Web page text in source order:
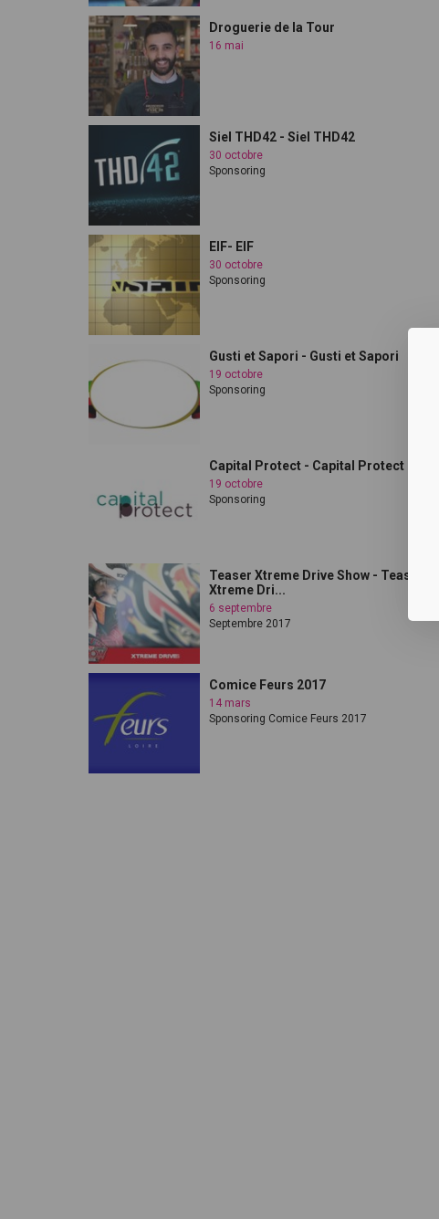
Droguerie de la Tour
16 mai
Siel THD42 - Siel THD42
30 octobre
Sponsoring
EIF- EIF
30 octobre
Sponsoring
Gusti et Sapori - Gusti et Sapori
19 octobre
Sponsoring
Capital Protect - Capital Protect
19 octobre
Sponsoring
Teaser Xtreme Drive Show - Teaser
Xtreme Dri...
6 septembre
Septembre 2017
Comice Feurs 2017
14 mars
Sponsoring Comice Feurs 2017